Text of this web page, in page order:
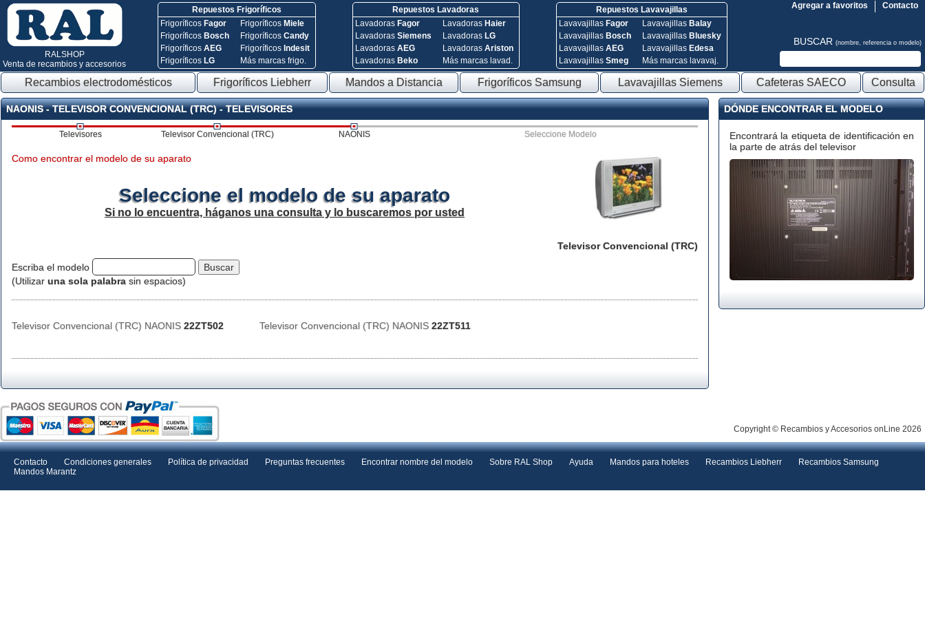
RALSHOP
Venta de recambios y accesorios
Repuestos Frigoríficos
Frigoríficos Fagor
Frigoríficos Bosch
FrigoríficosAEG
Frigoríficos LG
Frigoríficos Miele
FrigoríficosCandy
Frigoríficos Indesit
Más marcas frigo.
Repuestos Lavadoras
Lavadoras Fagor
Lavadoras Siemens
Lavadoras AEG
Lavadoras Beko
Lavadoras Haier
Lavadoras LG
Lavadoras Ariston
Más marcas lavad.
Repuestos Lavavajillas
Lavavajillas Fagor
Lavavajillas Bosch
Lavavajillas AEG
Lavavajillas Smeg
Lavavajillas Balay
Lavavajillas Bluesky
Lavavajillas Edesa
Más marcas lavavaj.
Contacto
Agregar a favoritos
BUSCAR (nombre, referencia o modelo)
Recambios electrodomésticos Frigoríficos Liebherr Mandos a Distancia Frigoríficos Samsung Lavavajillas Siemens Cafeteras SAECO Consulta
NAONIS - TELEVISOR CONVENCIONAL (TRC) - TELEVISORES
Televisores Televisor Convencional (TRC) NAONIS Seleccione Modelo
Televisor Convencional (TRC)
Como encontrar el modelo de su aparato
Seleccione el modelo de su aparato
Si no lo encuentra, háganos una consulta y lo buscaremos por usted
Escriba el modelo
(Utilizar una sola palabra sin espacios)
Televisor Convencional (TRC) NAONIS 22ZT502 Televisor Convencional (TRC) NAONIS 22ZT511
DÓNDE ENCONTRAR EL MODELO
Encontrará la etiqueta de identificación en
la parte de atrás del televisor
Copyright © Recambios y Accesorios onLine 2026
Contacto Condiciones generales Política de privacidad Preguntas frecuentes Encontrar nombre del modelo Sobre RAL Shop Ayuda Mandos para hoteles Recambios Liebherr
Recambios Samsung
Mandos Marantz